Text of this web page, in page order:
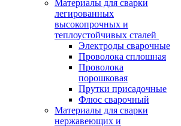
Материалы для сварки
легированных
высокопрочных и
теплоустойчивых сталей
Электроды сварочные
Проволока сплошная
Проволока
порошковая
Прутки присадочные
Флюс сварочный
Материалы для сварки
нержавеющих и